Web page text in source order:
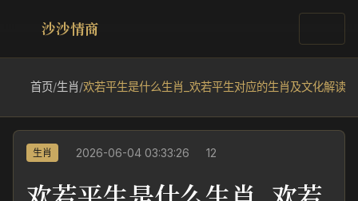
沙沙情商
首页/生肖/欢若平生是什么生肖_欢若平生对应的生肖及文化解读
生肖 2026-06-04 03:33:26 12